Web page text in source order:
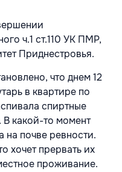
ч.1 ст.110 УК ПМР,
Приднестровья.
что днем 12
в квартире по
спиртные
какой-то момент
почве ревности.
хочет прервать их
проживание.